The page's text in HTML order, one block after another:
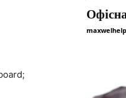
maxwelhelp